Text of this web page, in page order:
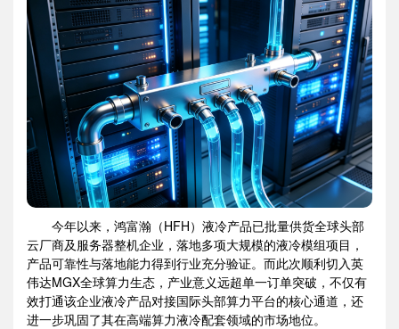
今年以来，鸿富瀚（HFH）液冷产品已批量供货全球头部
云厂商及服务器整机企业，落地多项大规模的液冷模组项目，
产品可靠性与落地能力得到行业充分验证。而此次顺利切入英
伟达MGX全球算力生态，产业意义远超单一订单突破，不仅有
效打通该企业液冷产品对接国际头部算力平台的核心通道，还
进一步巩固了其在高端算力液冷配套领域的市场地位。